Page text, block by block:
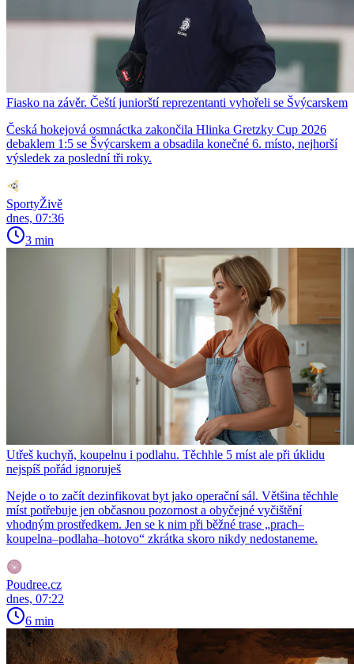
Fiasko na závěr. Čeští juniorští reprezentanti vyhořeli se Švýcarskem
Česká hokejová osmnáctka zakončila Hlinka Gretzky Cup 2026
debaklem 1:5 se Švýcarskem a obsadila konečné 6. místo, nejhorší
výsledek za poslední tři roky.
SportyŽivě
dnes, 07:36
3 min
Utřeš kuchyň, koupelnu i podlahu. Těchhle 5 míst ale při úklidu
nejspíš pořád ignoruješ
Nejde o to začít dezinfikovat byt jako operační sál. Většina těchhle
míst potřebuje jen občasnou pozornost a obyčejné vyčištění
vhodným prostředkem. Jen se k nim při běžné trase „prach–
koupelna–podlaha–hotovo“ zkrátka skoro nikdy nedostaneme.
Poudree.cz
dnes, 07:22
6 min